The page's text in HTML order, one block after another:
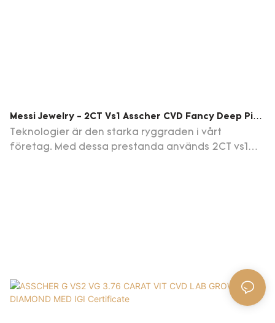
Messi Jewelry - 2CT Vs1 Asscher CVD Fancy Deep Pink
Lab Grown Diamond Color Lab Diamond
Teknologier är den starka ryggraden i vårt
företag. Med dessa prestanda används 2CT vs1